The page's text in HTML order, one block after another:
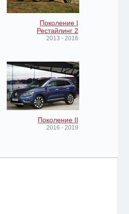
Поколение I
Рестайлинг 2
2013 - 2016
Поколение II
2016 - 2019